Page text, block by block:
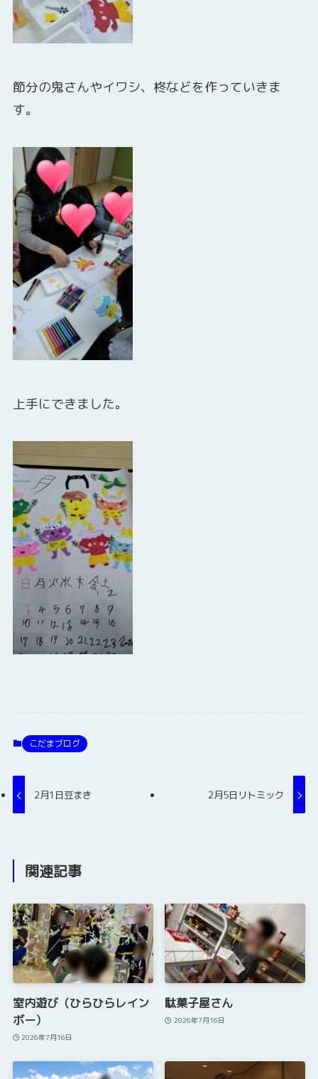
節分の鬼さんやイワシ、柊などを作っていきま
す。
上手にできました。
こだまブログ
2月1日豆まき 2月5日リトミック
関連記事
室内遊び（ひらひらレイン
ボー）
2026年7月16日
駄菓子屋さん
2026年7月16日